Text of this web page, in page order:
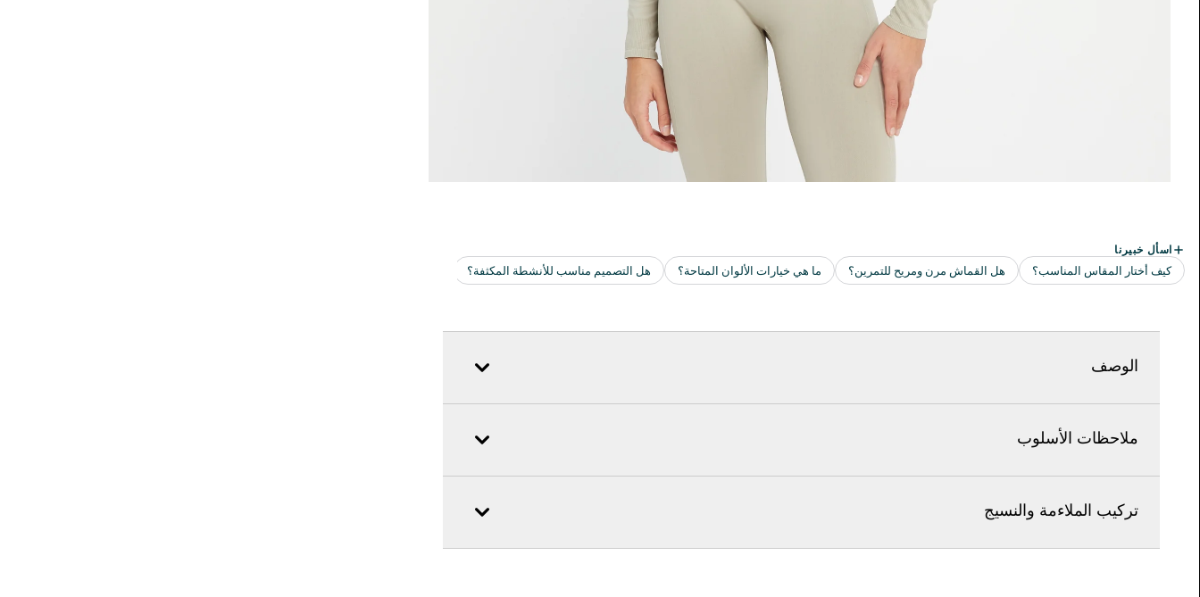
الوصف
ملاحظات الأسلوب
تركيب الملاءمة والنسيج